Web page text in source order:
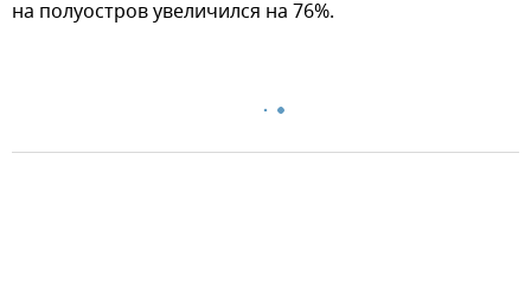
на полуостров увеличился на 76%.